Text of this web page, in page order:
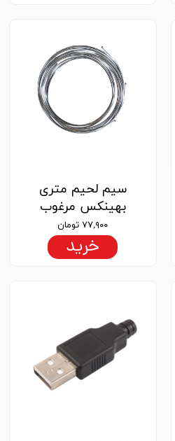
سیم لحیم متری
بهینکس مرغوب
۷۷,۹۰۰ تومان
خرید